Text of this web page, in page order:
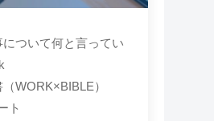
ついて何と言ってい
WORK×BIBLE）
ト